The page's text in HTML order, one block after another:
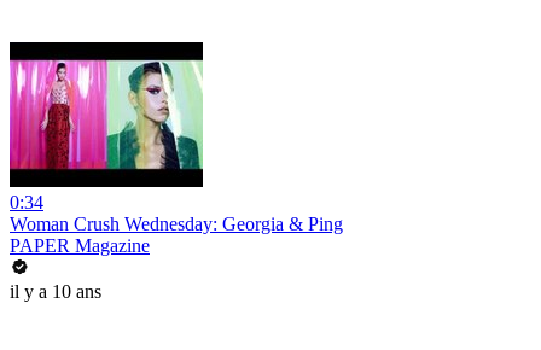
0:34
Woman Crush Wednesday: Georgia & Ping
PAPER Magazine
il y a 10 ans